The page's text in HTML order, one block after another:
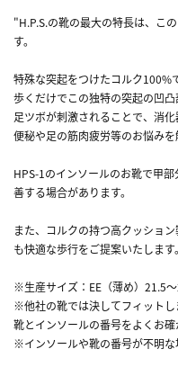
"H.P.S.の靴の最大の特長は、こ
す。
特殊な突起をつけたコルク100%
歩くだけでこの独特の突起の凹凸
足ツボが刺激されることで、消化
便秘や足の筋肉疲労等のお悩みを
HPS-1のインソールのお靴で甲
善する場合があります。
また、コルクの持つ高クッショ
も快適な歩行をご提案いたします。
※生産サイズ：EE（薄め）21.5
※他社の靴では決してフィットし
靴とインソールの番号をよくお確
※インソールや靴の番号が不明な